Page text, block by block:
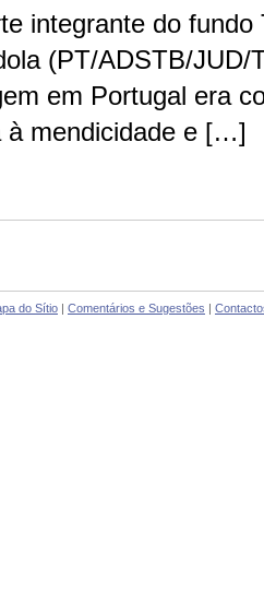
integrante do fundo
(PT/ADSTB/JUD/
em Portugal era
à mendicidade e […]
do Sítio | Comentários e Sugestões |